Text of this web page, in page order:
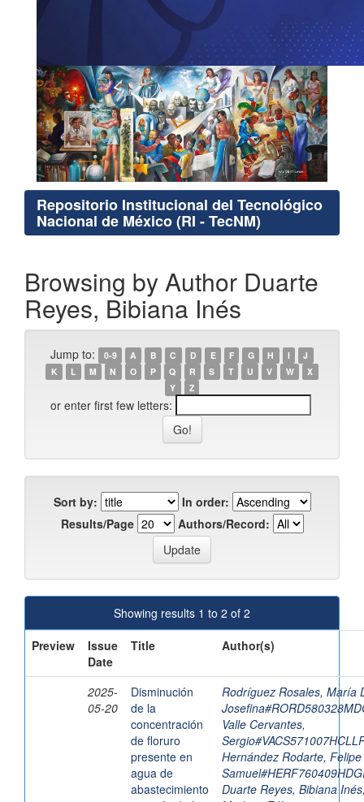
Repositorio Institucional del Tecnológico
Nacional de México (RI - TecNM)
Browsing by Author Duarte
Reyes, Bibiana Inés
Jump to: 0-9 A B C D E F G H I
J
K
L M N O P Q R S T U V W
X
Y
Z
or enter first few letters:
Sort by:
In order:
Results/Page
Authors/Record:
Showing results 1 to 2 of 2
Preview
Issue
Date
Title Author(s)
2025-
05-20
Disminución
de la
concentración
de floruro
presente en
agua de
abastecimiento
Rodríguez Rosales, María
Valle Cervantes,
Hernández Rodarte, Felipe
Duarte Reyes, Bibiana Inés